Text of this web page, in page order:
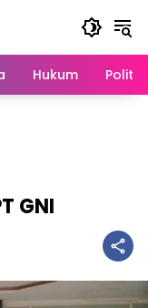
Hukum Politik
GNI